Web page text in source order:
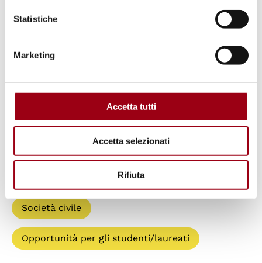
Statistiche
Marketing
Accetta tutti
Accetta selezionati
Rifiuta
Non Dalla Guerra
Giordania
Società civile
Opportunità per gli studenti/laureati